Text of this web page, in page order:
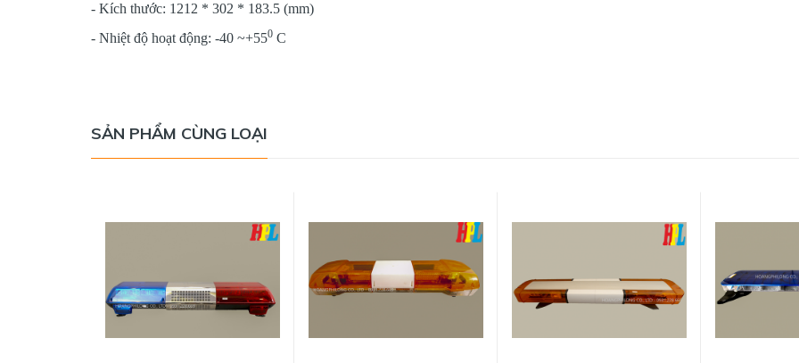
- Kích thước: 1212 * 302 * 183.5 (mm)
- Nhiệt độ hoạt động: -40 ~+550 C
SẢN PHẨM CÙNG LOẠI